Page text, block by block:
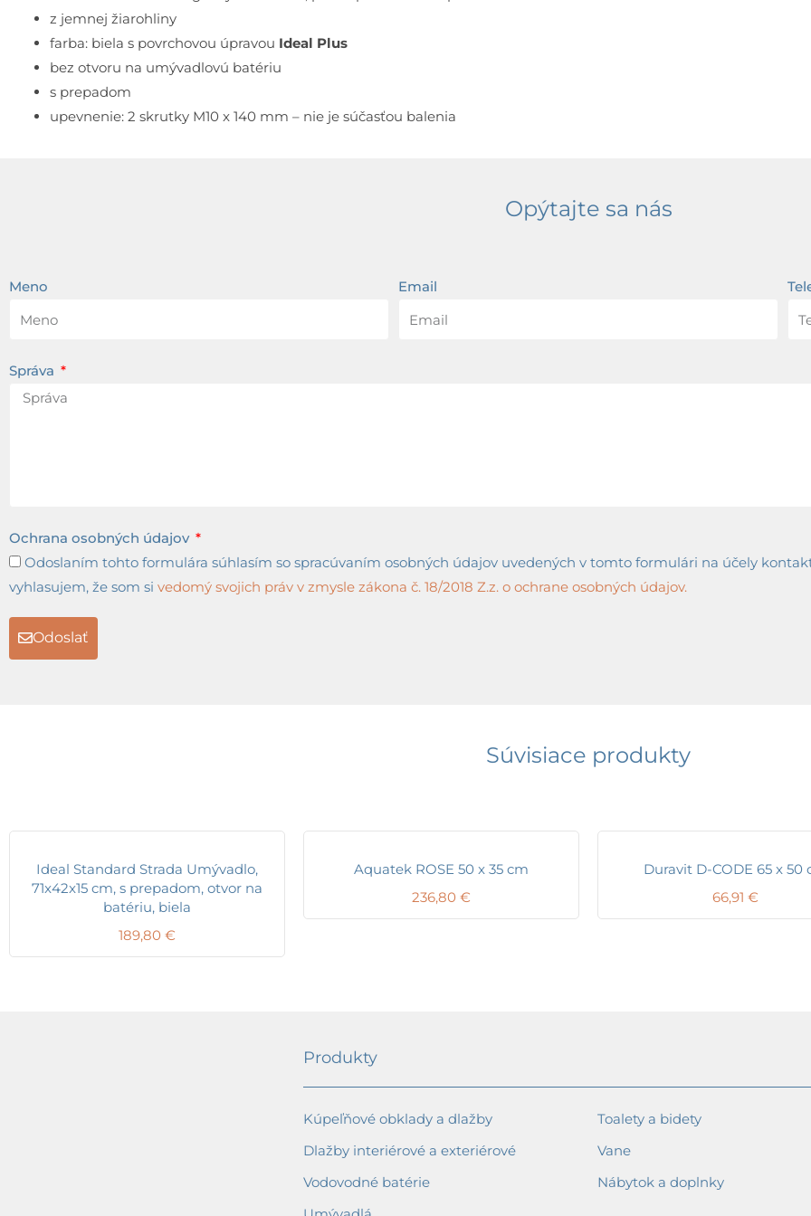
z jemnej žiarohliny
farba: biela s povrchovou úpravou Ideal Plus
bez otvoru na umývadlovú batériu
s prepadom
upevnenie: 2 skrutky M10 x 140 mm – nie je súčasťou balenia
Opýtajte sa nás
Meno Email
Správa
Ochrana osobných údajov
Odoslaním tohto formulára súhlasím so spracúvaním osobných údajov uvedených v tomto formulári na účely
vyhlasujem, že som si vedomý svojich práv v zmysle zákona č. 18/2018 Z.z. o ochrane osobných údajov.
Odoslať
Súvisiace produkty
Ideal Standard Strada Umývadlo,
71x42x15 cm, s prepadom, otvor na
batériu, biela
189,80 €
Aquatek ROSE 50 x 35 cm
236,80 €
Duravit D-CODE 65 x 50
66,91 €
Produkty
Kúpeľňové obklady a dlažby
Dlažby interiérové a exteriérové
Vodovodné batérie
Toalety a bidety
Vane
Nábytok a doplnky